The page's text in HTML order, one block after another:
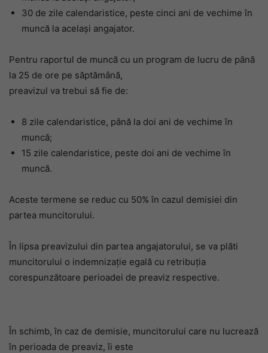
30 de zile calendaristice, peste cinci ani de vechime în
muncă la acelaşi angajator.
Pentru raportul de muncă cu un program de lucru de până
la 25 de ore pe săptămână,
preavizul va trebui să fie de:
8 zile calendaristice, până la doi ani de vechime în
muncă;
15 zile calendaristice, peste doi ani de vechime în
muncă.
Aceste termene se reduc cu 50% în cazul demisiei din
partea muncitorului.
În lipsa preavizului din partea angajatorului, se va plăti
muncitorului o indemnizaţie egală cu retribuţia
corespunzătoare perioadei de preaviz respective.
În schimb, în caz de demisie, muncitorului care nu lucrează
în perioada de preaviz, îi este